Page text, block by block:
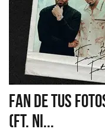
FAN DE TUS
(FT. NI...